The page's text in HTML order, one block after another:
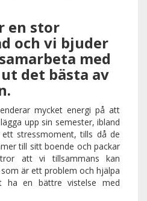
en stor
och vi bjuder
med
det bästa av
mycket energi på att
upp sin semester, ibland
stressmoment, tills då de
till sitt boende och packar
att vi tillsammans kan
är ett problem och hjälpa
ha en bättre vistelse med